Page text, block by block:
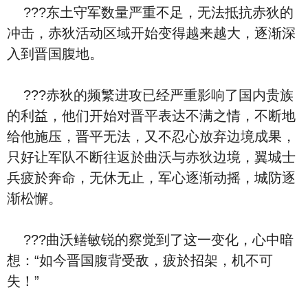
???东土守军数量严重不足，无法抵抗赤狄的
冲击，赤狄活动区域开始变得越来越大，逐渐深
入到晋国腹地。
???赤狄的频繁进攻已经严重影响了国内贵族
的利益，他们开始对晋平表达不满之情，不断地
给他施压，晋平无法，又不忍心放弃边境成果，
只好让军队不断往返於曲沃与赤狄边境，翼城士
兵疲於奔命，无休无止，军心逐渐动摇，城防逐
渐松懈。
???曲沃鳝敏锐的察觉到了这一变化，心中暗
想：“如今晋国腹背受敌，疲於招架，机不可
失！”